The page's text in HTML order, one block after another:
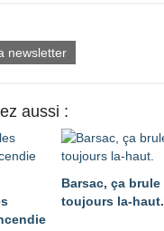
newsletter
aussi :
Barsac, ça brule
toujours la-haut.